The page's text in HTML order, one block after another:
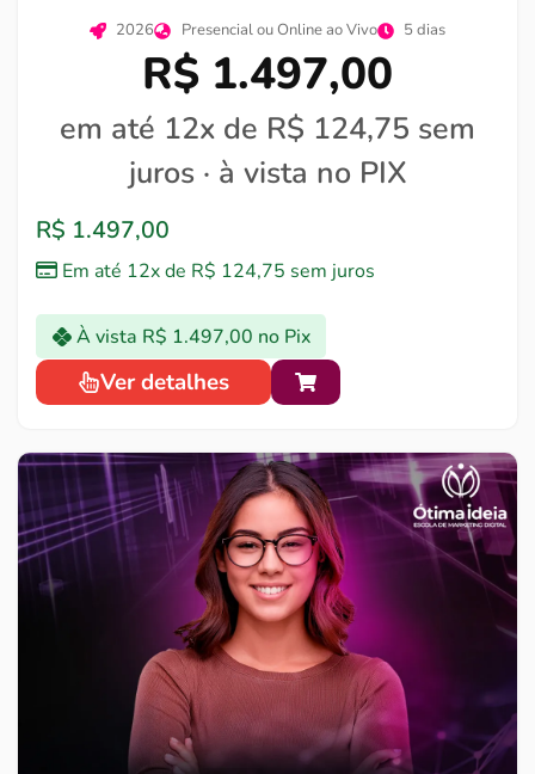
2026 Presencial ou Online ao Vivo 5 dias
R$ 1.497,00
em até 12x de R$ 124,75 sem
juros · à vista no PIX
R$ 1.497,00
Em até 12x de R$ 124,75 sem juros
À vista R$ 1.497,00 no Pix
Ver detalhes